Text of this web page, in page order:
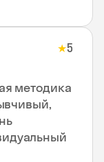
★5
методика